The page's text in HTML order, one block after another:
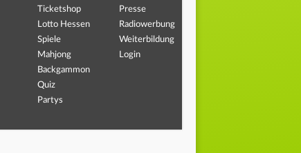
Ticketshop
Lotto Hessen
Spiele
Mahjong
Backgammon
Quiz
Partys
Presse
Radiowerbung
Weiterbildung
Login